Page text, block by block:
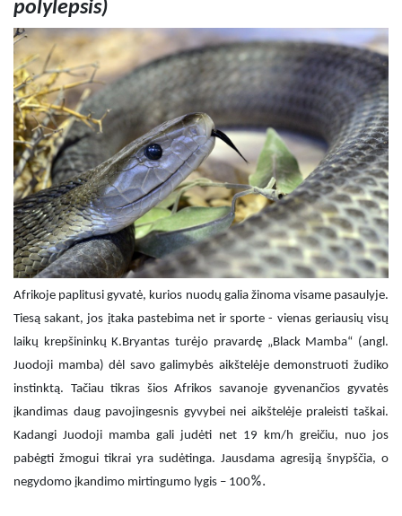
polylepsis)
Afrikoje paplitusi gyvatė, kurios nuodų galia žinoma visame pasaulyje.
Tiesą sakant, jos įtaka pastebima net ir sporte - vienas geriausių visų
laikų krepšininkų K.Bryantas turėjo pravardę „Black Mamba“ (angl.
Juodoji mamba) dėl savo galimybės aikštelėje demonstruoti žudiko
instinktą. Tačiau tikras šios Afrikos savanoje gyvenančios gyvatės
įkandimas daug pavojingesnis gyvybei nei aikštelėje praleisti taškai.
Kadangi Juodoji mamba gali judėti net 19 km/h greičiu, nuo jos
pabėgti žmogui tikrai yra sudėtinga. Jausdama agresiją šnypščia, o
negydomo įkandimo mirtingumo lygis – 100%.